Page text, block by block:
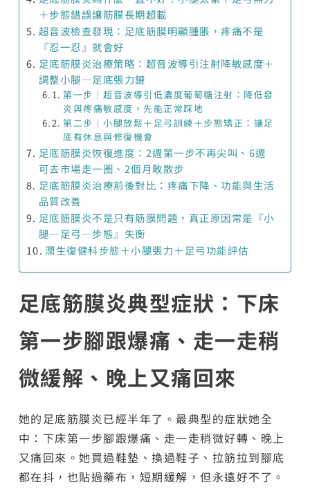
＋步態錯誤讓筋膜長期超載
超音波檢查發現：足底筋膜明顯腫脹，疼痛不是
『忍一忍』就會好
足底筋膜炎治療策略：超音波導引注射降敏感度＋
調整小腿—足底張力鏈
第一步｜超音波導引低濃度葡萄糖注射：降低發
炎與疼痛敏感度，先能正常踩地
第二步｜小腿放鬆＋足弓訓練＋步態矯正：讓足
底有休息與修復機會
足底筋膜炎恢復進度：2週第一步不再尖叫、6週
可去市場走一圈、2個月敢散步
足底筋膜炎治療前後對比：疼痛下降、功能與生活
品質改善
足底筋膜炎不是只有筋膜問題，真正原因常是『小
腿—足弓—步態』失衡
潤生復健科步態＋小腿張力＋足弓功能評估
足底筋膜炎典型症狀：下床
第一步腳跟爆痛、走一走稍
微緩解、晚上又痛回來
她的足底筋膜炎已經半年了。最典型的症狀她全
中：下床第一步腳跟爆痛、走一走稍微好轉、晚上
又痛回來。她買過鞋墊、換過鞋子、拉筋拉到腳底
都在抖，也貼過藥布，短期緩解，但永遠好不了。